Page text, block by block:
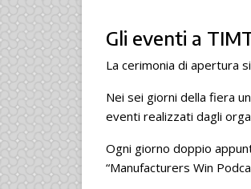
Gli eventi a
La cerimonia di apertura
Nei sei giorni della fiera
eventi realizzati dagli
Ogni giorno doppio
“Manufacturers Win